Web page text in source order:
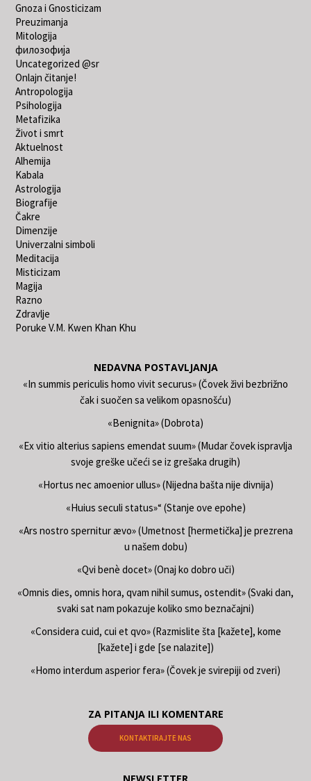
Gnoza i Gnosticizam
Preuzimanja
Mitologija
филозофија
Uncategorized @sr
Onlajn čitanje!
Antropologija
Psihologija
Metafizika
Život i smrt
Aktuelnost
Alhemija
Kabala
Astrologija
Biografije
Čakre
Dimenzije
Univerzalni simboli
Meditacija
Misticizam
Magija
Razno
Zdravlje
Poruke V.M. Kwen Khan Khu
NEDAVNA POSTAVLJANJA
«In summis periculis homo vivit securus» (Čovek živi bezbrižno
čak i suočen sa velikom opasnošću)
«Benignita» (Dobrota)
«Ex vitio alterius sapiens emendat suum» (Mudar čovek ispravlja
svoje greške učeći se iz grešaka drugih)
«Hortus nec amoenior ullus» (Nijedna bašta nije divnija)
«Huius seculi status»“ (Stanje ove epohe)
«Ars nostro spernitur ævo» (Umetnost [hermetička] je prezrena
u našem dobu)
«Qvi benè docet» (Onaj ko dobro uči)
«Omnis dies, omnis hora, qvam nihil sumus, ostendit» (Svaki dan,
svaki sat nam pokazuje koliko smo beznačajni)
«Considera cuid, cui et qvo» (Razmislite šta [kažete], kome
[kažete] i gde [se nalazite])
«Homo interdum asperior fera» (Čovek je svirepiji od zveri)
ZA PITANJA ILI KOMENTARE
KONTAKTIRAJTE NAS